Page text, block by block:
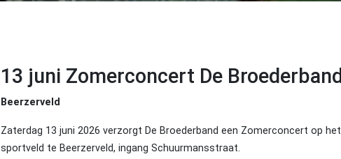
13 juni Zomerconcert De Broederband
Beerzerveld
Zaterdag 13 juni 2026 verzorgt De Broederband een Zomerconcert op het
sportveld te Beerzerveld, ingang Schuurmansstraat.